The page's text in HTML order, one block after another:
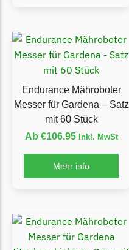
Robomow Messer
Begrenzungsdraht
Scheppach Messer
Begrenzungsdraht
Segway
Segway Navimow Messer
TECH Line
Endurance Mähroboter
Messer für Gardena – Satz
mit 60 Stück
Ab €106.95 Inkl. MwSt
Mehr info